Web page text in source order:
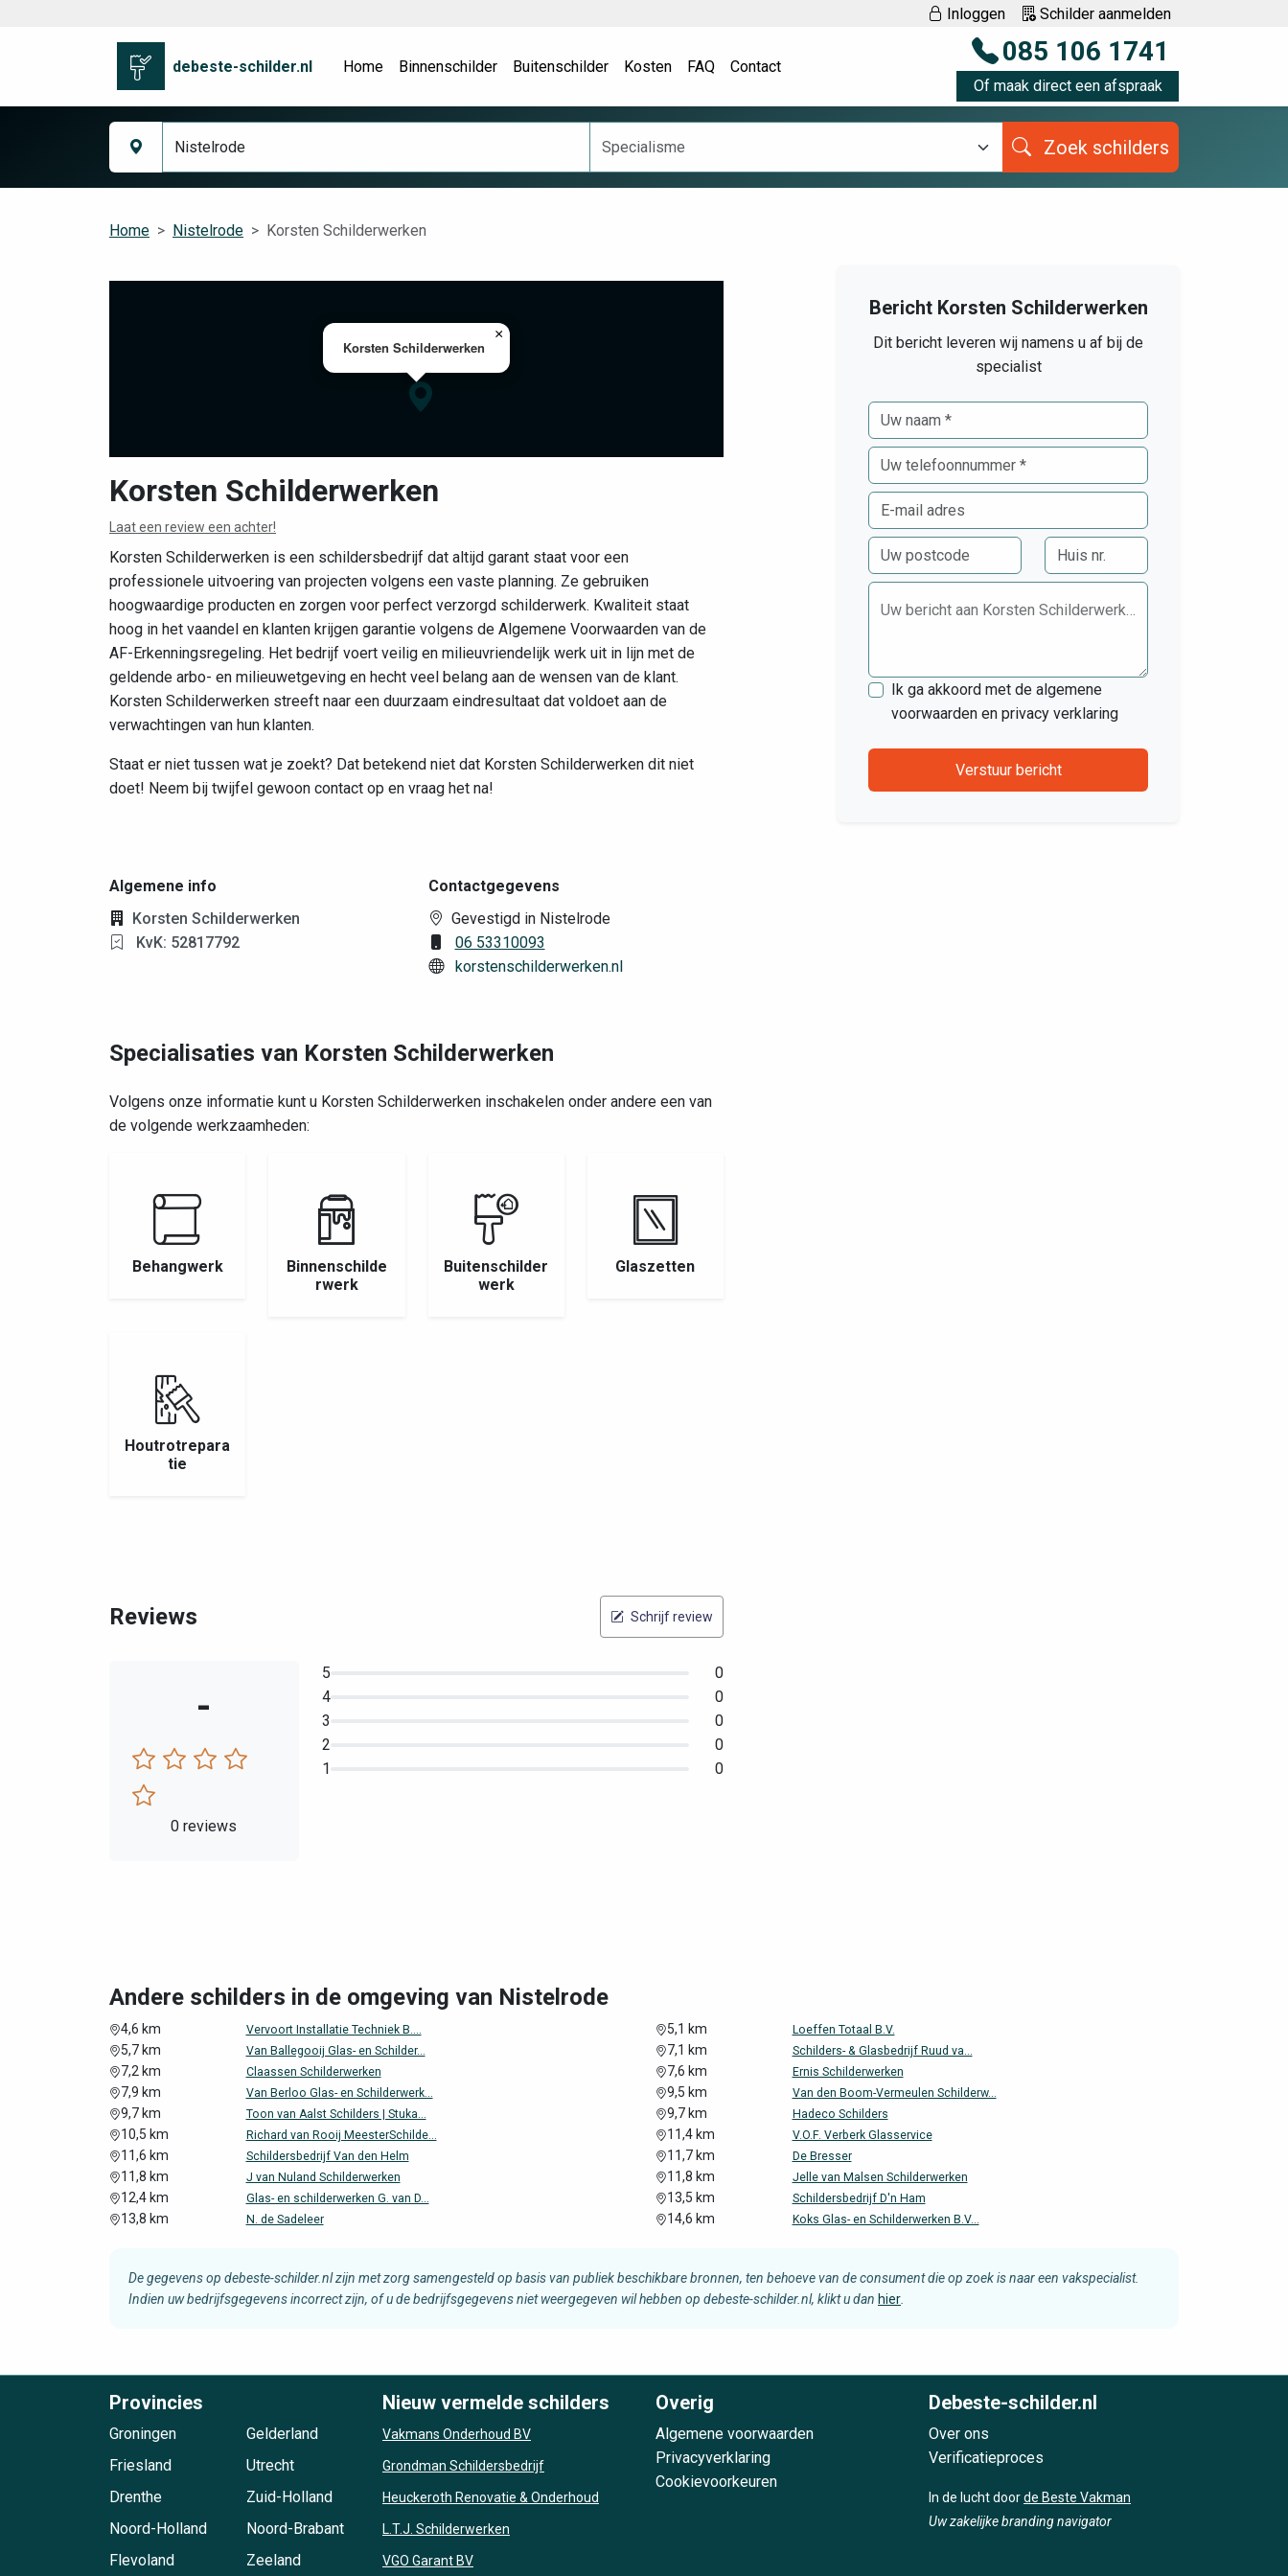
Inloggen Schilder aanmelden
debeste-schilder.nl Home Binnenschilder Buitenschilder Kosten FAQ Contact 085 106 1741
Of maak direct een afspraak
Zoek schilders
Home Nistelrode Korsten Schilderwerken
Korsten Schilderwerken
×
Korsten Schilderwerken
Laat een review een achter!
Korsten Schilderwerken is een schildersbedrijf dat altijd garant staat voor een
professionele uitvoering van projecten volgens een vaste planning. Ze gebruiken
hoogwaardige producten en zorgen voor perfect verzorgd schilderwerk. Kwaliteit staat
hoog in het vaandel en klanten krijgen garantie volgens de Algemene Voorwaarden van de
AF-Erkenningsregeling. Het bedrijf voert veilig en milieuvriendelijk werk uit in lijn met de
geldende arbo- en milieuwetgeving en hecht veel belang aan de wensen van de klant.
Korsten Schilderwerken streeft naar een duurzaam eindresultaat dat voldoet aan de
verwachtingen van hun klanten.
Staat er niet tussen wat je zoekt? Dat betekend niet dat Korsten Schilderwerken dit niet
doet! Neem bij twijfel gewoon contact op en vraag het na!
Algemene info
Korsten Schilderwerken
KvK: 52817792
Contactgegevens
Gevestigd in Nistelrode
06 53310093
korstenschilderwerken.nl
Specialisaties van Korsten Schilderwerken
Volgens onze informatie kunt u Korsten Schilderwerken inschakelen onder andere een van
de volgende werkzaamheden:
Behangwerk
Binnenschilde
rwerk
Buitenschilder
werk
Glaszetten
Houtrotrepara
tie
Reviews Schrijf review
-
0 reviews
5
0
4
0
3
0
2
0
1
0
Bericht Korsten Schilderwerken
Dit bericht leveren wij namens u af bij de
specialist
Uw bericht aan Korsten Schilderwerken
Ik ga akkoord met de algemene
voorwaarden en privacy verklaring
Verstuur bericht
Andere schilders in de omgeving van Nistelrode
4,6 km Vervoort Installatie Techniek B.... 5,1 km Loeffen Totaal B.V.
5,7 km Van Ballegooij Glas- en Schilder... 7,1 km Schilders- & Glasbedrijf Ruud va...
7,2 km Claassen Schilderwerken 7,6 km Ernis Schilderwerken
7,9 km Van Berloo Glas- en Schilderwerk... 9,5 km Van den Boom-Vermeulen Schilderw...
9,7 km Toon van Aalst Schilders | Stuka... 9,7 km Hadeco Schilders
10,5 km Richard van Rooij MeesterSchilde... 11,4 km V.O.F. Verberk Glasservice
11,6 km Schildersbedrijf Van den Helm 11,7 km De Bresser
11,8 km J van Nuland Schilderwerken 11,8 km Jelle van Malsen Schilderwerken
12,4 km Glas- en schilderwerken G. van D... 13,5 km Schildersbedrijf D'n Ham
13,8 km N. de Sadeleer 14,6 km Koks Glas- en Schilderwerken B.V...
De gegevens op debeste-schilder.nl zijn met zorg samengesteld op basis van publiek beschikbare bronnen, ten behoeve van de consument die op zoek is naar een vakspecialist.
Indien uw bedrijfsgegevens incorrect zijn, of u de bedrijfsgegevens niet weergegeven wil hebben op debeste-schilder.nl, klikt u dan hier
Provincies
Groningen
Friesland
Drenthe
Noord-Holland
Flevoland
Gelderland
Utrecht
Zuid-Holland
Noord-Brabant
Zeeland
Nieuw vermelde schilders
Vakmans Onderhoud BV
Grondman Schildersbedrijf
Heuckeroth Renovatie & Onderhoud
L.T.J. Schilderwerken
VGO Garant BV
Overig
Algemene voorwaarden
Privacyverklaring
Cookievoorkeuren
Debeste-schilder.nl
Over ons
Verificatieproces
In de lucht doorde Beste Vakman
Uw zakelijke branding navigator